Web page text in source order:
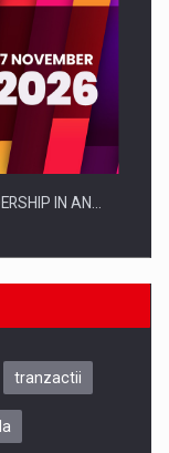
IN AN…
tranzactii